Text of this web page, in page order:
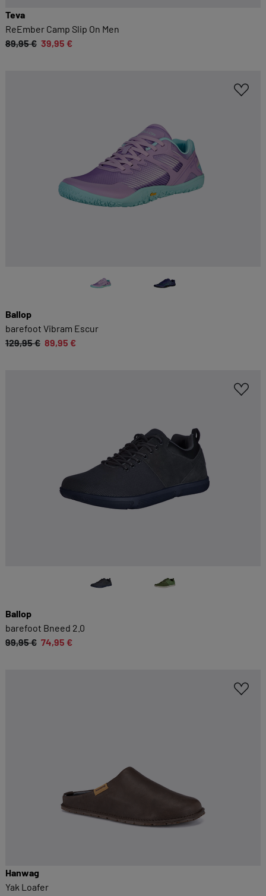
Teva
ReEmber Camp Slip On Men
89,95 € 39,95 €
Ballop
barefoot Vibram Escur
129,95 € 89,95 €
Ballop
barefoot Bneed 2.0
99,95 € 74,95 €
Hanwag
Yak Loafer